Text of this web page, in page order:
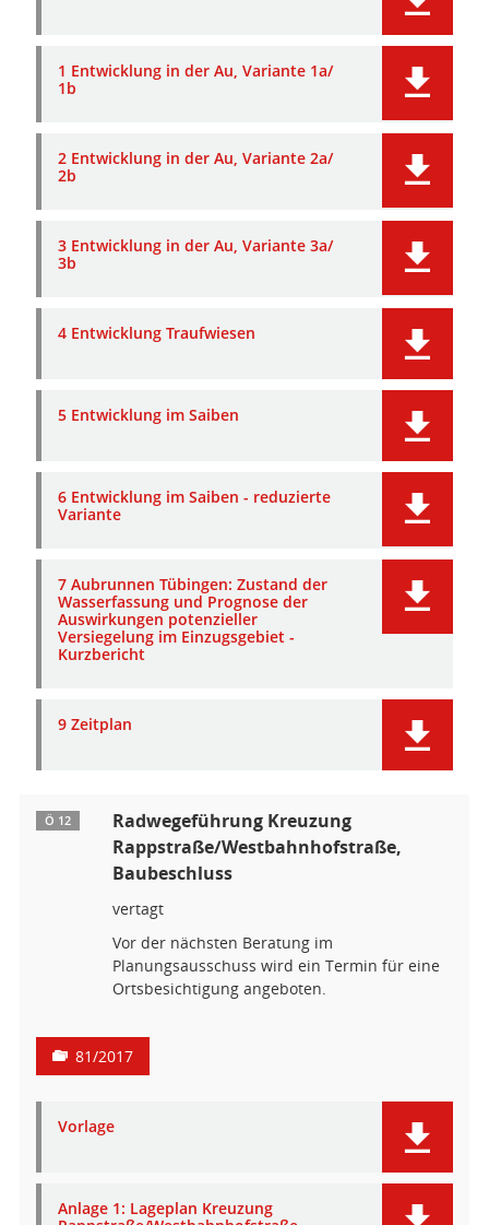
1 Entwicklung in der Au, Variante 1a/
1b
2 Entwicklung in der Au, Variante 2a/
2b
3 Entwicklung in der Au, Variante 3a/
3b
4 Entwicklung Traufwiesen
5 Entwicklung im Saiben
6 Entwicklung im Saiben - reduzierte
Variante
7 Aubrunnen Tübingen: Zustand der
Wasserfassung und Prognose der
Auswirkungen potenzieller
Versiegelung im Einzugsgebiet -
Kurzbericht
9 Zeitplan
Ö 12
Radwegeführung Kreuzung
Rappstraße/Westbahnhofstraße,
Baubeschluss
vertagt
Vor der nächsten Beratung im
Planungsausschuss wird ein Termin für eine
Ortsbesichtigung angeboten.
81/2017
Vorlage
Anlage 1: Lageplan Kreuzung